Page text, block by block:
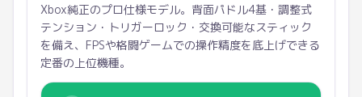
Xbox純正のプロ仕様モデル。背面パドル4基・調整式
テンション・トリガーロック・交換可能なスティック
を備え、FPSや格闘ゲームでの操作精度を底上げできる
定番の上位機種。